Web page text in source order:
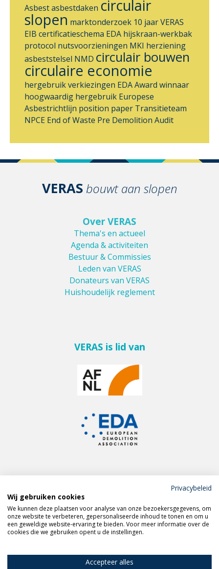
Asbestasbestdaken circulair
slopen marktonderzoek 10 jaar VERAS
EIB certificatieschema EDA hijskraan-werkbak
protocol nutsvoorzieningen MKI herziening
asbeststelsel NMD circulair bouwen
circulaire economie
hergebruikverkiezingen EDA Award winnaar
hoogwaardig hergebruik Europese
Asbestrichtlijn position paper Transitieteam
NPCE End of Waste Pre Demolition Audit
VERAS bouwt aan slopen
Over VERAS
Thema's en actueel
Agenda & activiteiten
Bestuur & Commissies
Leden van VERAS
Donateurs van VERAS
Huishoudelijk reglement
VERAS is lid van
Meld je aan voor de
VERAS nieuwsbrief
Volg VERAS op
Privacybeleid
Wij gebruiken cookies
We kunnen deze plaatsen voor analyse van onze bezoekersgegevens, om
onze website te verbeteren, gepersonaliseerde inhoud te tonen en om u
een geweldige website-ervaring te bieden. Voor meer informatie over de
cookies die we gebruiken opent u de instellingen.
Accepteer alles